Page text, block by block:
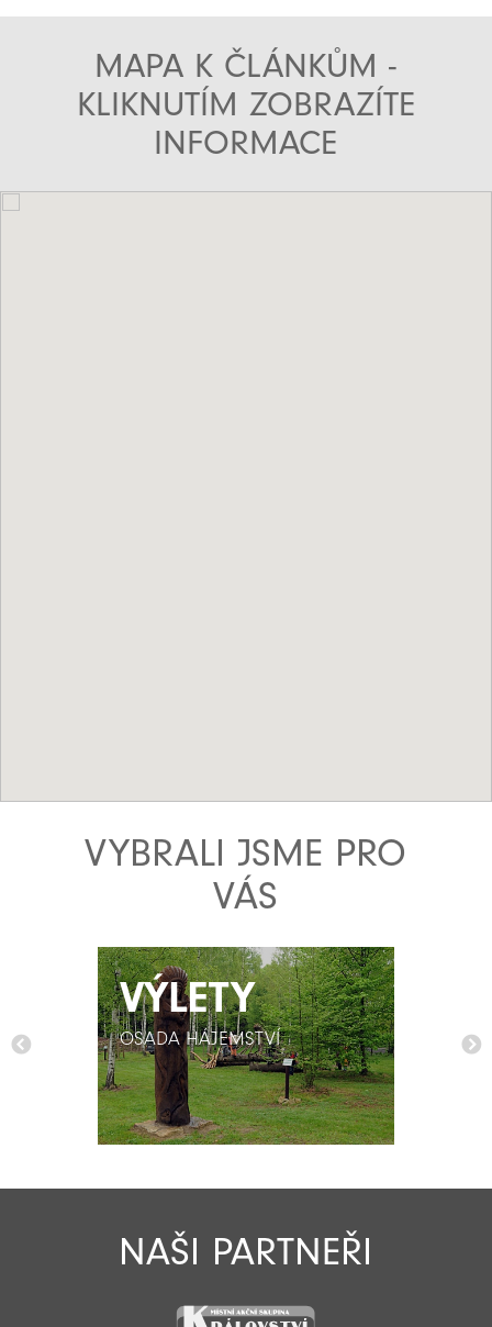
MAPA K ČLÁNKŮM -
KLIKNUTÍM ZOBRAZÍTE
INFORMACE
VYBRALI JSME PRO
VÁS
VÝLETY
OSADA HÁJEMSTVÍ
VÝLETY
OSADA HÁJEMSTVÍ
NAŠI PARTNEŘI